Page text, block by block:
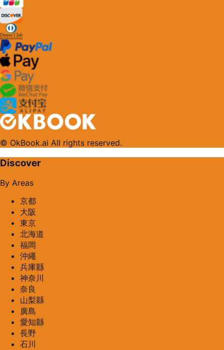
© OkBook.ai All rights reserved.
Discover
By Areas
京都
大阪
東京
北海道
福岡
沖繩
兵庫縣
神奈川
奈良
山梨縣
廣島
愛知縣
長野
石川